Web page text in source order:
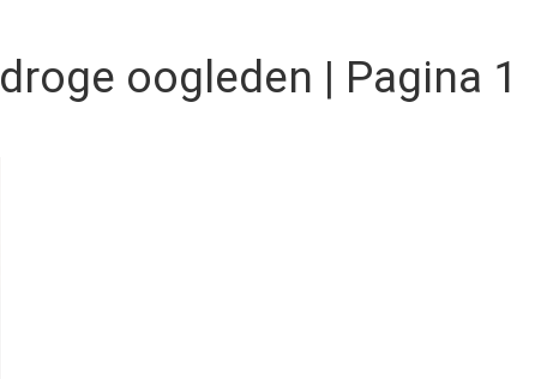
droge oogleden | Pagina 1